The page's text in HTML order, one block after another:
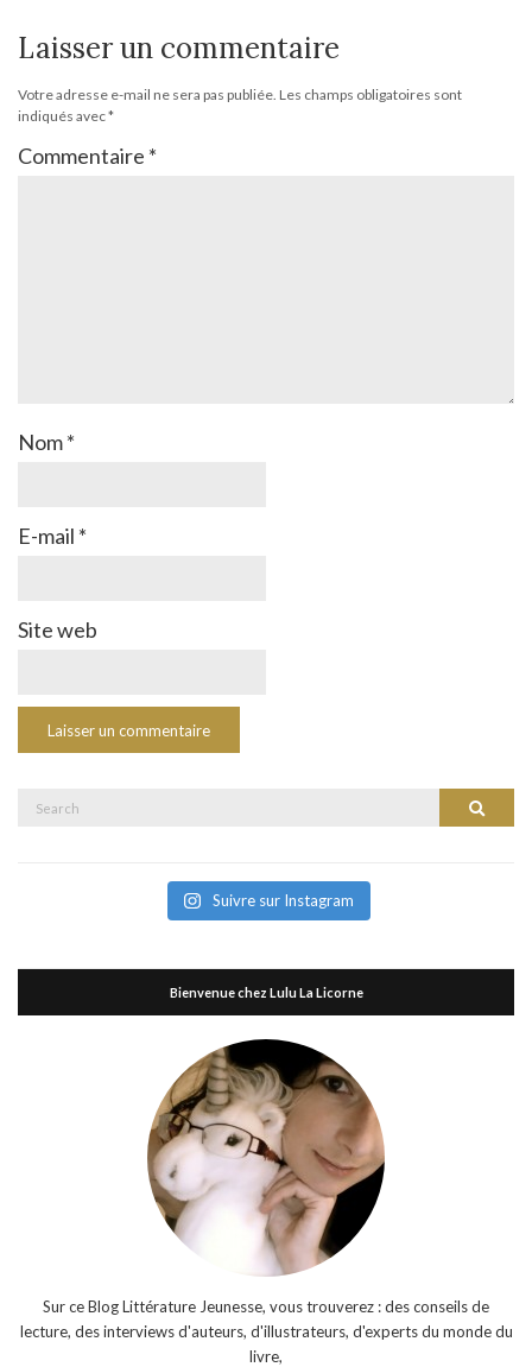
Laisser un commentaire
Votre adresse e-mail ne sera pas publiée. Les champs obligatoires sont
indiqués avec*
Commentaire *
Nom*
E-mail *
Site web
Search
Suivre sur Instagram
Bienvenue chez Lulu La Licorne
Sur ce Blog Littérature Jeunesse, vous trouverez : des conseils de
lecture, des interviews d'auteurs, d'illustrateurs, d'experts du monde du
livre,